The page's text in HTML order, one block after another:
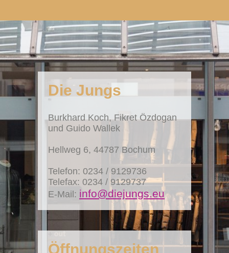
Die Jungs
Burkhard Koch, Fikret Özdogan
und Guido Wallek
Hellweg 6, 44787 Bochum
Telefon: 0234 / 9129736
Telefax: 0234 / 9129737
E-Mail: info@diejungs.eu
Öffnungszeiten